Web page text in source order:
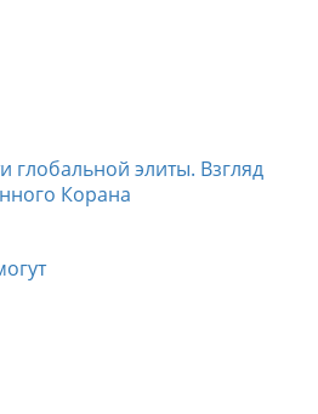
глобальной элиты. Взгляд
Корана